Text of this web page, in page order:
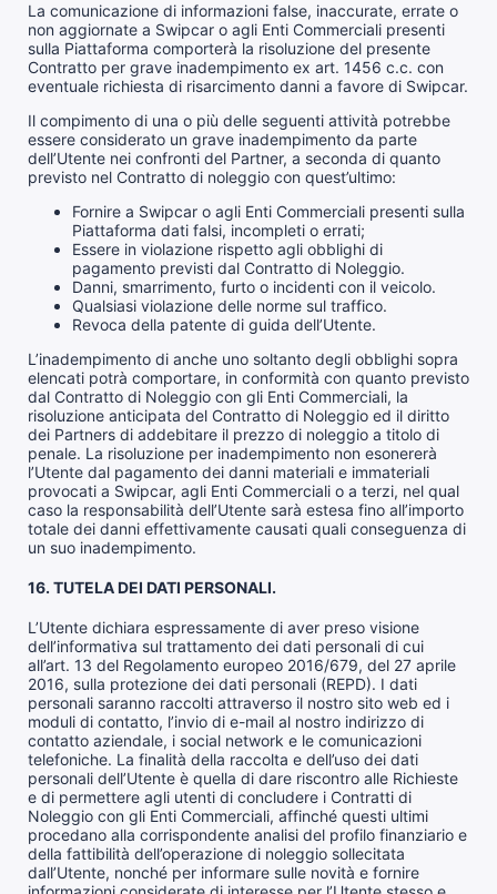
La comunicazione di informazioni false, inaccurate, errate o
non aggiornate a Swipcar o agli Enti Commerciali presenti
sulla Piattaforma comporterà la risoluzione del presente
Contratto per grave inadempimento ex art. 1456 c.c. con
eventuale richiesta di risarcimento danni a favore di Swipcar.
Il compimento di una o più delle seguenti attività potrebbe
essere considerato un grave inadempimento da parte
dell’Utente nei confronti del Partner, a seconda di quanto
previsto nel Contratto di noleggio con quest’ultimo:
Fornire a Swipcar o agli Enti Commerciali presenti sulla
Piattaforma dati falsi, incompleti o errati;
Essere in violazione rispetto agli obblighi di
pagamento previsti ​​dal Contratto di Noleggio.
Danni, smarrimento, furto o incidenti con il veicolo.
Qualsiasi violazione delle norme sul traffico.
Revoca della patente di guida dell’Utente.
L’inadempimento di anche uno soltanto degli obblighi sopra
elencati potrà comportare, in conformità con quanto previsto
dal Contratto di Noleggio con gli Enti Commerciali, la
risoluzione anticipata del Contratto di Noleggio ed il diritto
dei Partners di addebitare il prezzo di noleggio a titolo di
penale. La risoluzione per inadempimento non esonererà
l’Utente dal pagamento dei danni materiali e immateriali
provocati a Swipcar, agli Enti Commerciali o a terzi, nel qual
caso la responsabilità dell’Utente sarà estesa fino all’importo
totale dei danni effettivamente causati quali conseguenza di
un suo inadempimento.
16. TUTELA DEI DATI PERSONALI.
L’Utente dichiara espressamente di aver preso visione
dell’informativa sul trattamento dei dati personali di cui
all’art. 13 del Regolamento europeo 2016/679, del 27 aprile
2016, sulla protezione dei dati personali (REPD). I dati
personali saranno raccolti attraverso il nostro sito web ed i
moduli di contatto, l’invio di e-mail al nostro indirizzo di
contatto aziendale, i social network e le comunicazioni
telefoniche. La finalità della raccolta e dell’uso dei dati
personali dell’Utente è quella di dare riscontro alle Richieste
e di permettere agli utenti di concludere i Contratti di
Noleggio con gli Enti Commerciali, affinché questi ultimi
procedano alla corrispondente analisi del profilo finanziario e
della fattibilità dell’operazione di noleggio sollecitata
dall’Utente, nonché per informare sulle novità e fornire